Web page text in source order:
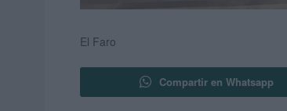
El Faro
Compartir en Whatsapp